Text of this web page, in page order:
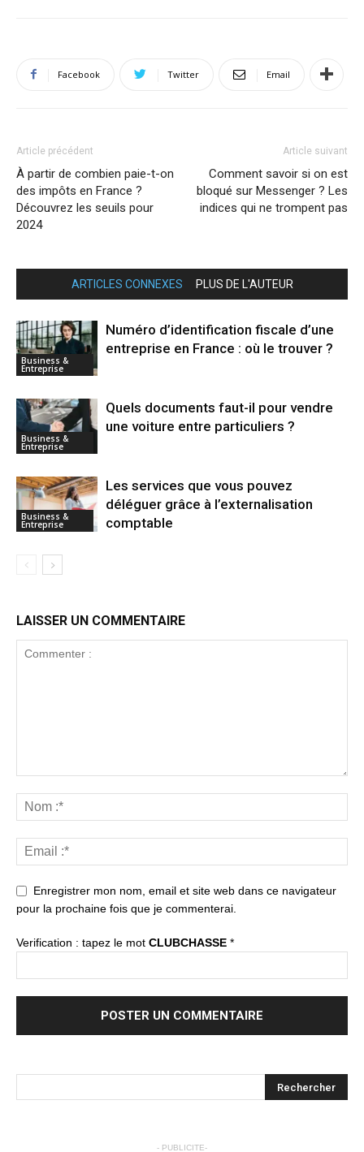
Facebook Twitter Email
Article précédent
À partir de combien paie-t-on
des impôts en France ?
Découvrez les seuils pour
2024
Article suivant
Comment savoir si on est
bloqué sur Messenger ? Les
indices qui ne trompent pas
ARTICLES CONNEXES PLUS DE L'AUTEUR
Business &
Entreprise
Numéro d’identification fiscale d’une
entreprise en France : où le trouver ?
Business &
Entreprise
Quels documents faut-il pour vendre
une voiture entre particuliers ?
Business &
Entreprise
Les services que vous pouvez
déléguer grâce à l’externalisation
comptable
LAISSER UN COMMENTAIRE
Enregistrer mon nom, email et site web dans ce navigateur
pour la prochaine fois que je commenterai.
Verification : tapez le mot CLUBCHASSE *
- PUBLICITE-